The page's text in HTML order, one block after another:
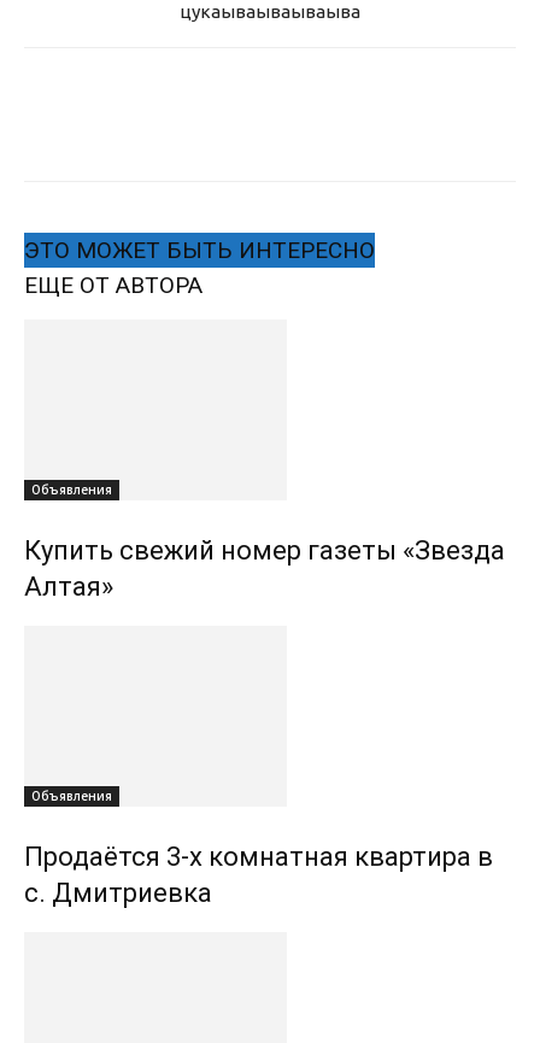
цукаываываываыва
ЭТО МОЖЕТ БЫТЬ ИНТЕРЕСНО
ЕЩЕ ОТ АВТОРА
Объявления
Купить свежий номер газеты «Звезда
Алтая»
Объявления
Продаётся 3-х комнатная квартира в
с. Дмитриевка